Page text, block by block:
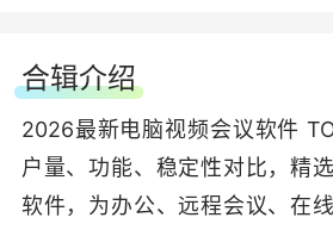
合辑介绍
2026最新电脑视频会议软件
户量、功能、稳定性对比，精
软件，为办公、远程会议、在